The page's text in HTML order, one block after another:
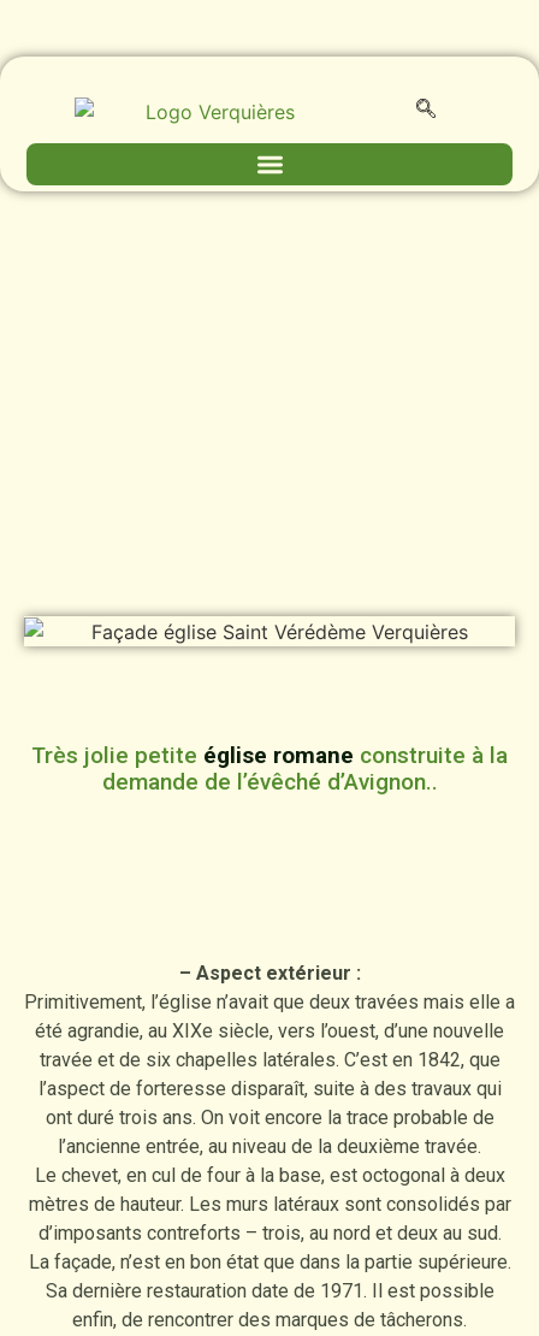
Très jolie petite église romane construite à la
demande de l’évêché d’Avignon..
– Aspect extérieur :
Primitivement, l’église n’avait que deux travées mais elle a
été agrandie, au XIXe siècle, vers l’ouest, d’une nouvelle
travée et de six chapelles latérales. C’est en 1842, que
l’aspect de forteresse disparaît, suite à des travaux qui
ont duré trois ans. On voit encore la trace probable de
l’ancienne entrée, au niveau de la deuxième travée.
Le chevet, en cul de four à la base, est octogonal à deux
mètres de hauteur. Les murs latéraux sont consolidés par
d’imposants contreforts – trois, au nord et deux au sud.
La façade, n’est en bon état que dans la partie supérieure.
Sa dernière restauration date de 1971. Il est possible
enfin, de rencontrer des marques de tâcherons.